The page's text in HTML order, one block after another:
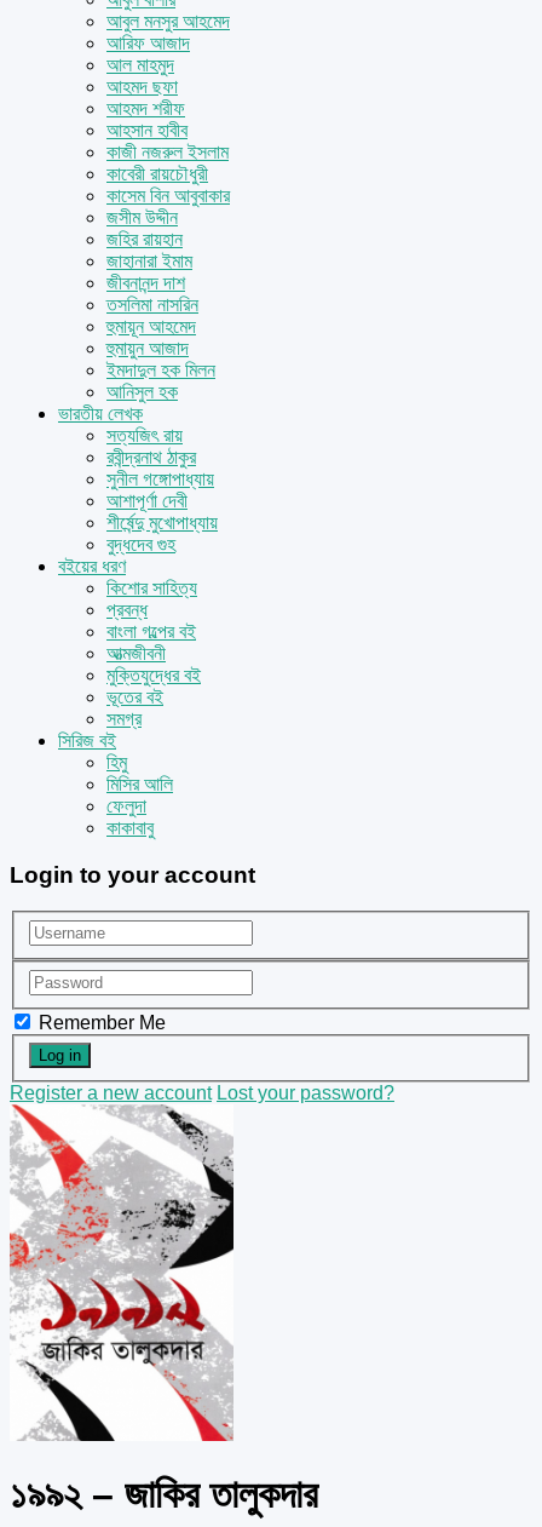
আবুল মনসুর আহমেদ
আরিফ আজাদ
আল মাহমুদ
আহমদ ছফা
আহমদ শরীফ
আহসান হাবীব
কাজী নজরুল ইসলাম
কাবেরী রায়চৌধুরী
কাসেম বিন আবুবাকার
জসীম উদ্দীন
জহির রায়হান
জাহানারা ইমাম
জীবনানন্দ দাশ
তসলিমা নাসরিন
হুমায়ূন আহমেদ
হুমায়ুন আজাদ
ইমদাদুল হক মিলন
আনিসুল হক
ভারতীয় লেখক
সত্যজিৎ রায়
রবীন্দ্রনাথ ঠাকুর
সুনীল গঙ্গোপাধ্যায়
আশাপূর্ণা দেবী
শীর্ষেন্দু মুখোপাধ্যায়
বুদ্ধদেব গুহ
বইয়ের ধরণ
কিশোর সাহিত্য
প্রবন্ধ
বাংলা গল্পের বই
আত্মজীবনী
মুক্তিযুদ্ধের বই
ভূতের বই
সমগ্র
সিরিজ বই
হিমু
মিসির আলি
ফেলুদা
কাকাবাবু
Login to your account
Remember Me
Register a new account Lost your password?
১৯৯২ – জাকির তালুকদার